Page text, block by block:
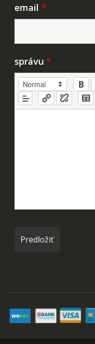
email *
správu *